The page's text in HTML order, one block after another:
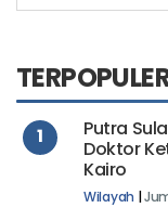
1
Putra
Doktor
Kairo
Wilayah |